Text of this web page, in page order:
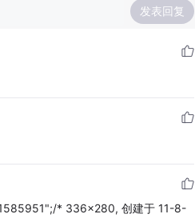
发表回复
* 336x280, 创建于 11-8-